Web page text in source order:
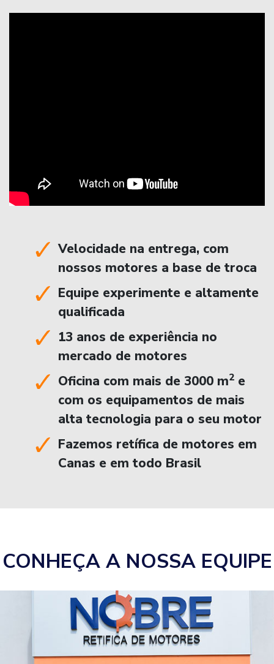
Velocidade na entrega, com
nossos motores a base de troca
Equipe experimente e altamente
qualificada
13 anos de experiência no
mercado de motores
Oficina com mais de 3000 m2 e
com os equipamentos de mais
alta tecnologia para o seu motor
Fazemos retífica de motores em
Canas e em todo Brasil
CONHEÇA A NOSSA EQUIPE